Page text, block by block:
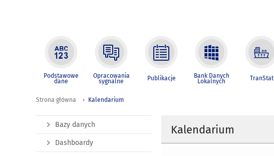
Podstawowe
dane
Opracowania
sygnalne Publikacje Bank Danych
Lokalnych TranStat
Strona główna Kalendarium
Kalendarium
Bazy danych
Dashboardy